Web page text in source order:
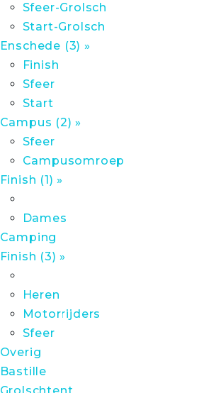
Sfeer-Grolsch
Start-Grolsch
Enschede (3) »
Finish
Sfeer
Start
Campus (2) »
Sfeer
Campusomroep
Finish (1) »
Dames
Camping
Finish (3) »
Heren
Motorrijders
Sfeer
Overig
Bastille